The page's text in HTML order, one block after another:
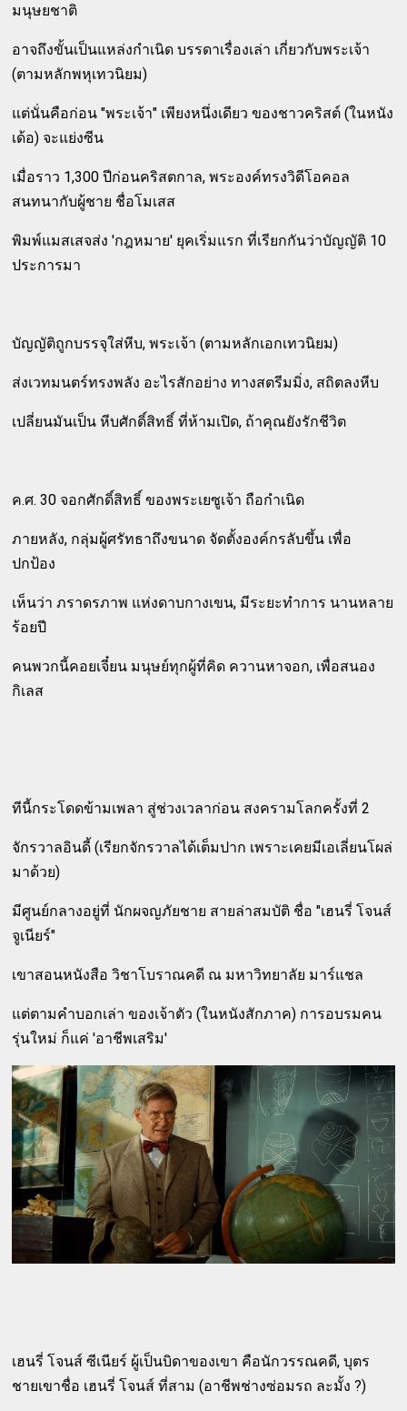
มนุษยชาติ
อาจถึงขั้นเป็นแหล่งกำเนิด บรรดาเรื่องเล่า เกี่ยวกับพระเจ้า
(ตามหลักพหุเทวนิยม)
แต่นั่นคือก่อน "พระเจ้า" เพียงหนึ่งเดียว ของชาวคริสต์ (ในหนัง
เด้อ) จะแย่งซีน
เมื่อราว 1,300 ปีก่อนคริสตกาล, พระองค์ทรงวิดีโอคอล
สนทนากับผู้ชาย ชื่อโมเสส
พิมพ์แมสเสจส่ง 'กฎหมาย' ยุคเริ่มแรก ที่เรียกกันว่าบัญญัติ 10
ประการมา
บัญญัติถูกบรรจุใส่หีบ, พระเจ้า (ตามหลักเอกเทวนิยม)
ส่งเวทมนตร์ทรงพลัง อะไรสักอย่าง ทางสตรีมมิ่ง, สถิตลงหีบ
เปลี่ยนมันเป็น หีบศักดิ์สิทธิ์ ที่ห้ามเปิด, ถ้าคุณยังรักชีวิต
ค.ศ. 30 จอกศักดิ์สิทธิ์ ของพระเยซูเจ้า ถือกำเนิด
ภายหลัง, กลุ่มผู้ศรัทธาถึงขนาด จัดตั้งองค์กรลับขึ้น เพื่อ
ปกป้อง
เห็นว่า ภราดรภาพ แห่งดาบกางเขน, มีระยะทำการ นานหลาย
ร้อยปี
คนพวกนี้คอยเจี๋ยน มนุษย์ทุกผู้ที่คิด ควานหาจอก, เพื่อสนอง
กิเลส
ทีนี้กระโดดข้ามเพลา สู่ช่วงเวลาก่อน สงครามโลกครั้งที่ 2
จักรวาลอินดี้ (เรียกจักรวาลได้เต็มปาก เพราะเคยมีเอเลี่ยนโผล่
มาด้วย)
มีศูนย์กลางอยู่ที่ นักผจญภัยชาย สายล่าสมบัติ ชื่อ "เฮนรี่ โจนส์
จูเนียร์"
เขาสอนหนังสือ วิชาโบราณคดี ณ มหาวิทยาลัย มาร์แชล
แต่ตามคำบอกเล่า ของเจ้าตัว (ในหนังสักภาค) การอบรมคน
รุ่นใหม่ ก็แค่ 'อาชีพเสริม'
เฮนรี่ โจนส์ ซีเนียร์ ผู้เป็นบิดาของเขา คือนักวรรณคดี, บุตร
ชายเขาชื่อ เฮนรี่ โจนส์ ที่สาม (อาชีพช่างซ่อมรถ ละมั้ง ?)